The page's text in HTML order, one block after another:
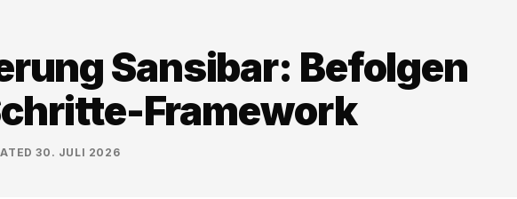
Sansibar: Befolgen
Framework
30. JULI 2026